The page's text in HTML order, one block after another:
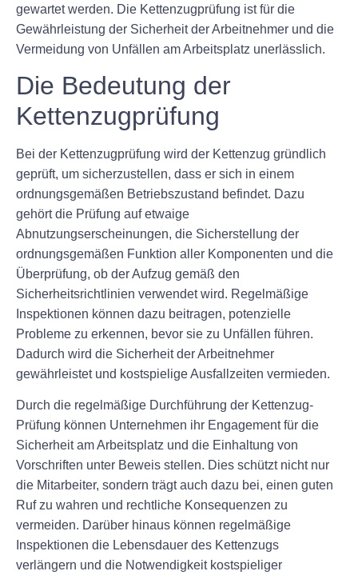
gewartet werden. Die Kettenzugprüfung ist für die
Gewährleistung der Sicherheit der Arbeitnehmer und die
Vermeidung von Unfällen am Arbeitsplatz unerlässlich.
Die Bedeutung der
Kettenzugprüfung
Bei der Kettenzugprüfung wird der Kettenzug gründlich
geprüft, um sicherzustellen, dass er sich in einem
ordnungsgemäßen Betriebszustand befindet. Dazu
gehört die Prüfung auf etwaige
Abnutzungserscheinungen, die Sicherstellung der
ordnungsgemäßen Funktion aller Komponenten und die
Überprüfung, ob der Aufzug gemäß den
Sicherheitsrichtlinien verwendet wird. Regelmäßige
Inspektionen können dazu beitragen, potenzielle
Probleme zu erkennen, bevor sie zu Unfällen führen.
Dadurch wird die Sicherheit der Arbeitnehmer
gewährleistet und kostspielige Ausfallzeiten vermieden.
Durch die regelmäßige Durchführung der Kettenzug-
Prüfung können Unternehmen ihr Engagement für die
Sicherheit am Arbeitsplatz und die Einhaltung von
Vorschriften unter Beweis stellen. Dies schützt nicht nur
die Mitarbeiter, sondern trägt auch dazu bei, einen guten
Ruf zu wahren und rechtliche Konsequenzen zu
vermeiden. Darüber hinaus können regelmäßige
Inspektionen die Lebensdauer des Kettenzugs
verlängern und die Notwendigkeit kostspieliger